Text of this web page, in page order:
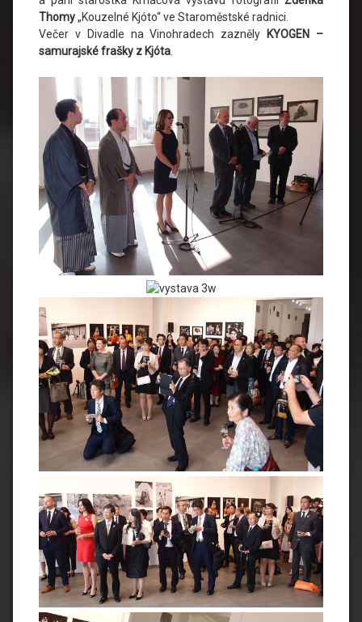
Thomy„Kouzelné Kjóto“ ve Staroměstské radnici.
Večer v Divadle na Vinohradech zazněly
KYOGEN –
samurajské frašky z Kjóta.